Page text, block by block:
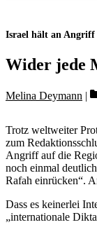
Israel hält an Angriff
Wider jede
Melina Deymann
Trotz weltweiter
zum
Angriff auf die
noch einmal
Rafah einrücken“.
Dass es keinerlei
„internationale